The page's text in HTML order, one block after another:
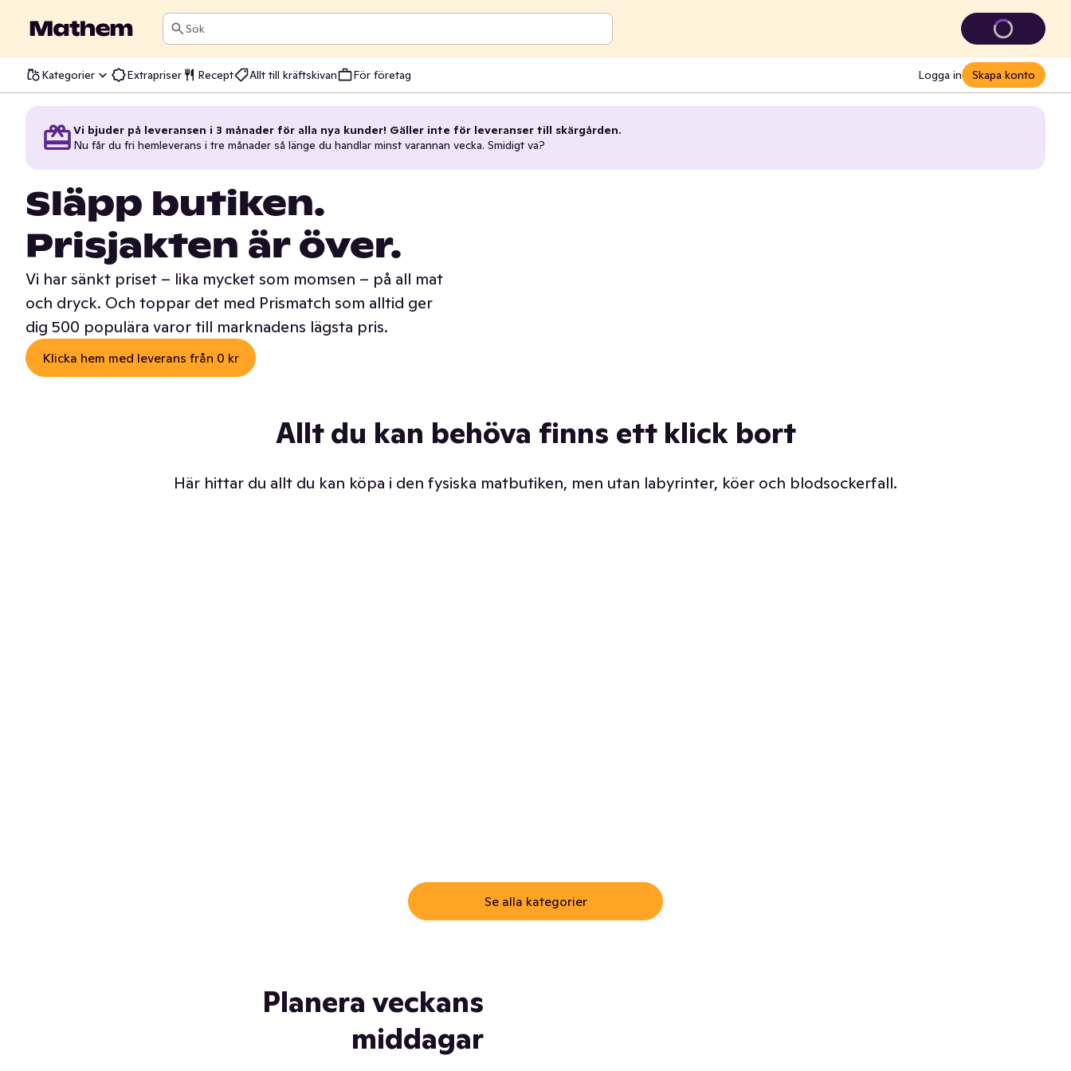
Sök
Kategorier Extrapriser Recept Allt till kräftskivan För företag Logga in Skapa konto
Vi bjuder på leveransen i 3 månader för alla nya kunder! Gäller inte för leveranser till skärgården.
Nu får du fri hemleverans i tre månader så länge du handlar minst varannan vecka. Smidigt va?
Släpp butiken.
Prisjakten är över.
Vi har sänkt priset – lika mycket som momsen – på all mat
och dryck. Och toppar det med Prismatch som alltid ger
dig 500 populära varor till marknadens lägsta pris.
Klicka hem med leverans från 0 kr
Allt du kan behöva finns ett klick bort
Här hittar du allt du kan köpa i den fysiska matbutiken, men utan labyrinter, köer och blodsockerfall.
Se alla kategorier
Planera veckans
middagar